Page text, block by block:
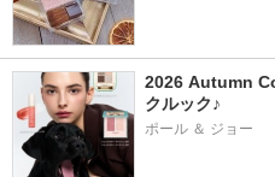
2026 Autumn
クルック♪
ポール ＆ ジョー